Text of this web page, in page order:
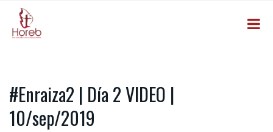
#Enraiza2 | Día 2 VIDEO |
10/sep/2019